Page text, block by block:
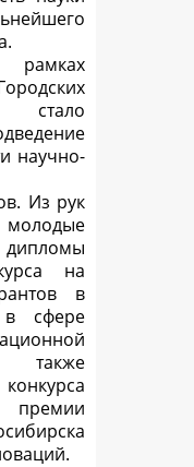
научно-
Из рук
на
в
сфере
также
премии